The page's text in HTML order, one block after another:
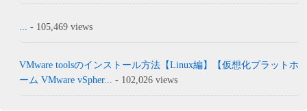
- 105,469 views
VMware toolsのインストール方法【Linux編】【仮想化プラットホ
ーム VMware vSpher... - 102,026 views